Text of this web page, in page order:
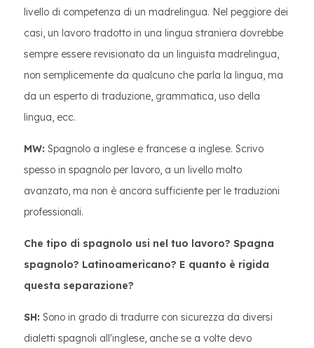
livello di competenza di un madrelingua. Nel peggiore dei
casi, un lavoro tradotto in una lingua straniera dovrebbe
sempre essere revisionato da un linguista madrelingua,
non semplicemente da qualcuno che parla la lingua, ma
da un esperto di traduzione, grammatica, uso della
lingua, ecc.
MW: Spagnolo a inglese e francese a inglese. Scrivo
spesso in spagnolo per lavoro, a un livello molto
avanzato, ma non è ancora sufficiente per le traduzioni
professionali.
Che tipo di spagnolo usi nel tuo lavoro? Spagna
spagnolo? Latinoamericano? E quanto è rigida
questa separazione?
SH: Sono in grado di tradurre con sicurezza da diversi
dialetti spagnoli all'inglese, anche se a volte devo